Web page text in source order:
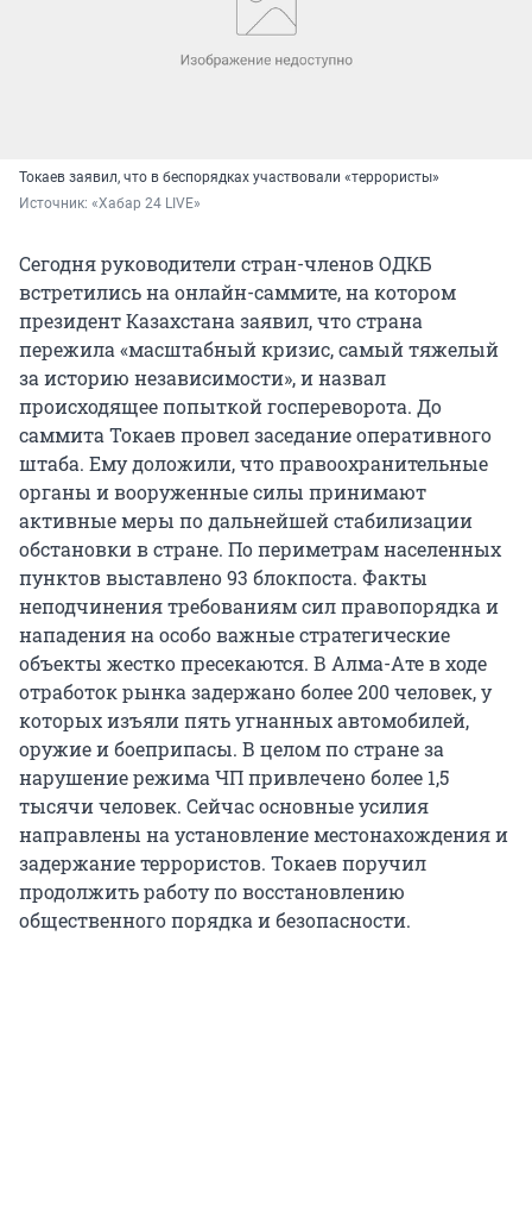
Токаев заявил, что в беспорядках участвовали «террористы»
Источник: «Хабар 24 LIVE»
Сегодня руководители стран-членов ОДКБ
встретились на онлайн-саммите, на котором
президент Казахстана заявил, что страна
пережила «масштабный кризис, самый тяжелый
за историю независимости», и назвал
происходящее попыткой госпереворота. До
саммита Токаев провел заседание оперативного
штаба. Ему доложили, что правоохранительные
органы и вооруженные силы принимают
активные меры по дальнейшей стабилизации
обстановки в стране. По периметрам населенных
пунктов выставлено 93 блокпоста. Факты
неподчинения требованиям сил правопорядка и
нападения на особо важные стратегические
объекты жестко пресекаются. В Алма-Ате в ходе
отработок рынка задержано более 200 человек, у
которых изъяли пять угнанных автомобилей,
оружие и боеприпасы. В целом по стране за
нарушение режима ЧП привлечено более 1,5
тысячи человек. Сейчас основные усилия
направлены на установление местонахождения и
задержание террористов. Токаев поручил
продолжить работу по восстановлению
общественного порядка и безопасности.